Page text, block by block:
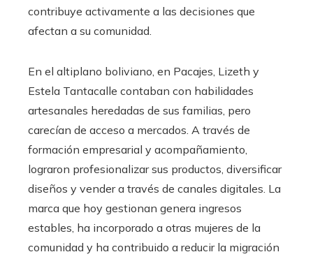
contribuye activamente a las decisiones que
afectan a su comunidad.
En el altiplano boliviano, en Pacajes, Lizeth y
Estela Tantacalle contaban con habilidades
artesanales heredadas de sus familias, pero
carecían de acceso a mercados. A través de
formación empresarial y acompañamiento,
lograron profesionalizar sus productos, diversificar
diseños y vender a través de canales digitales. La
marca que hoy gestionan genera ingresos
estables, ha incorporado a otras mujeres de la
comunidad y ha contribuido a reducir la migración